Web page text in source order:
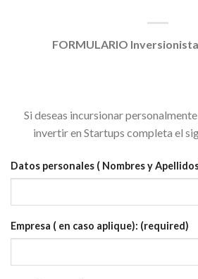
FORMULARIO
Si deseas incursionar
invertir en Startups completa el
Datos personales ( Nombres y
Empresa ( en caso aplique): (required)